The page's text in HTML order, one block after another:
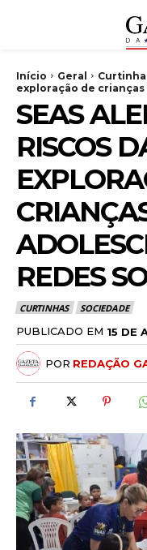
Início Geral
exploração de
SEAS
RISCOS
REDES
CURTINHAS SOCIEDADE
PUBLICADO EM 15 DE
POR REDAÇÃO